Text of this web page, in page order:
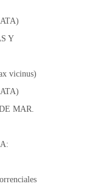
Y
vicinus)
MAR.